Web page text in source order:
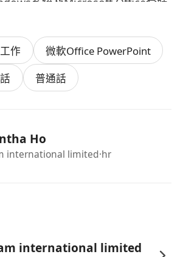
文打字及電腦文書處理能力；
任感及良好時間管理能力，無需
本職務。
身份證
作
微軟Office PowerPoint
普通話
Ho
international limited·hr
international limited